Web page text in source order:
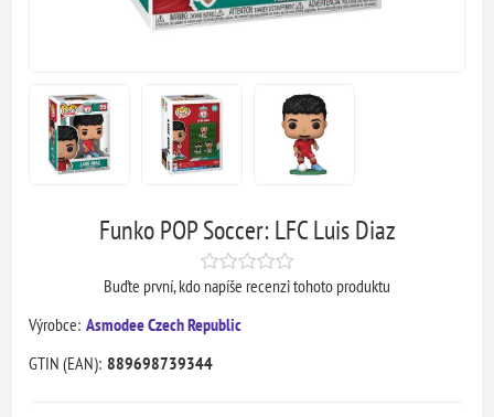
Funko POP Soccer: LFC Luis Diaz
Buďte první, kdo napíše recenzi tohoto produktu
Výrobce: Asmodee Czech Republic
GTIN (EAN): 889698739344